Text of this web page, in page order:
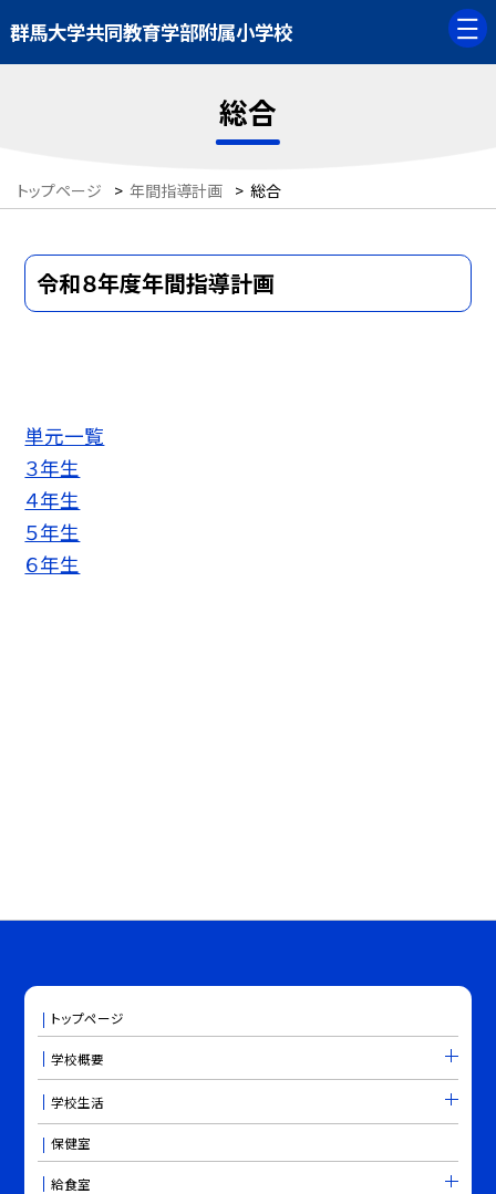
群馬大学共同教育学部附属小学校
総合
トップページ > 年間指導計画 > 総合
令和８年度年間指導計画
単元一覧
３年生
４年生
５年生
６年生
トップページ
学校概要
学校生活
保健室
給食室